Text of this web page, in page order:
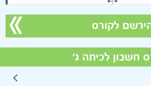
לקורס
חשבון לכיתה ג'